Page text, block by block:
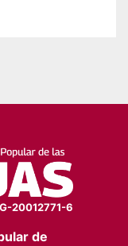
G-20012771-6
de